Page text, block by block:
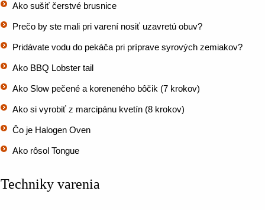
Ako sušiť čerstvé brusnice
Prečo by ste mali pri varení nosiť uzavretú obuv?
Pridávate vodu do pekáča pri príprave syrových zemiakov?
Ako BBQ Lobster tail
Ako Slow pečené a koreneného bôčik (7 krokov)
Ako si vyrobiť z marcipánu kvetín (8 krokov)
Čo je Halogen Oven
Ako rôsol Tongue
Techniky varenia